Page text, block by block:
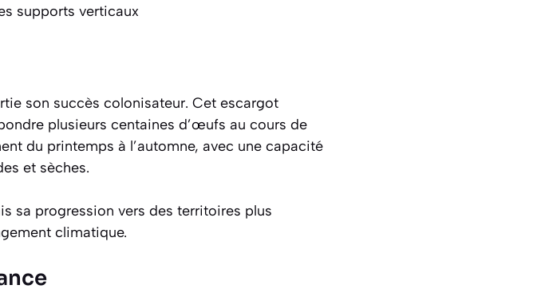
supports verticaux
son succès colonisateur. Cet escargot
plusieurs centaines d’œufs au cours de
du printemps à l’automne, avec une capacité
et sèches.
sa progression vers des territoires plus
climatique.